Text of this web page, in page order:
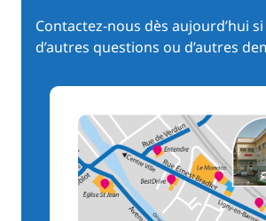
Contactez-nous dès aujourd’hui
d’autres questions ou d’autres